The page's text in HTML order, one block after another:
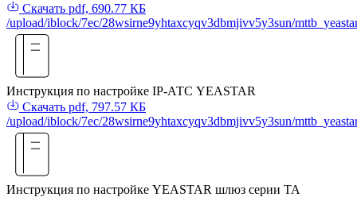
Скачать pdf, 690.77 КБ
/upload/iblock/7ec/28wsirne9yhtaxcyqv3dbmjivv5y3sun/
Инструкция по настройке IP-АТС YEASTAR
Скачать pdf, 797.57 КБ
/upload/iblock/7ec/28wsirne9yhtaxcyqv3dbmjivv5y3sun/
Инструкция по настройке YEASTAR шлюз серии TA